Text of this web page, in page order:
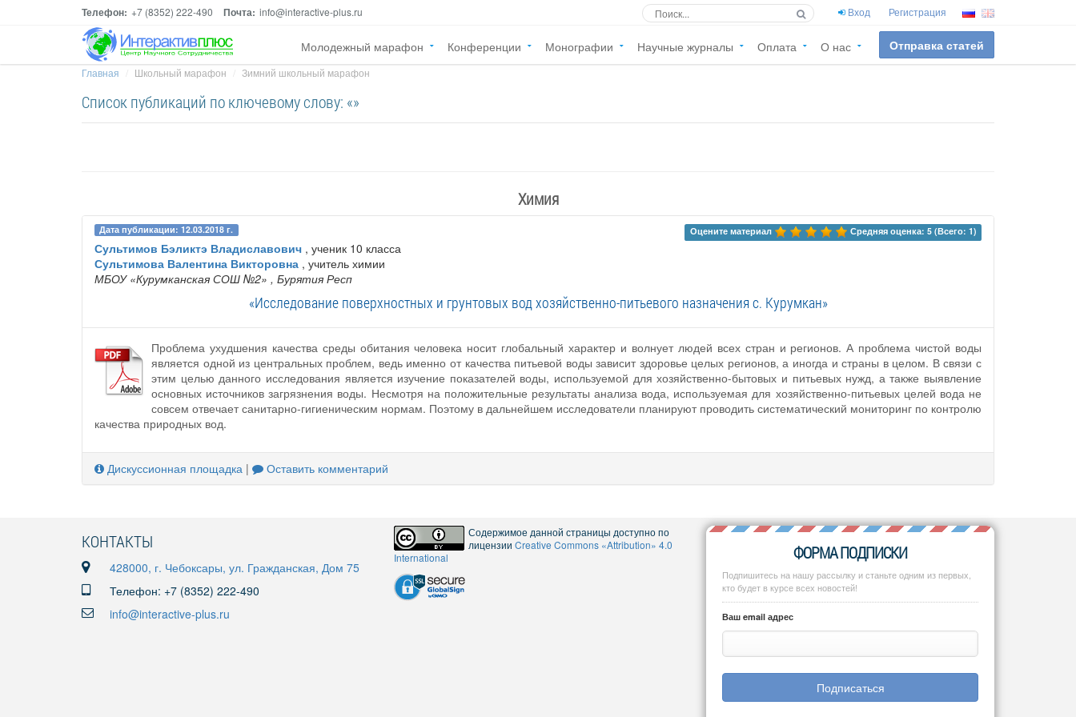
Телефон: +7 (8352) 222-490 Почта: info@interactive-plus.ru Вход Регистрация
Молодежный марафон Конференции Монографии Научные журналы Оплата О нас Отправка статей
Главная Школьный марафон Зимний школьный марафон
Список публикаций по ключевому слову: «»
Химия
Дата публикации: 12.03.2018 г. Оцените материал Средняя оценка: 5 (Всего: 1)
Сультимов Бэликтэ Владиславович , ученик 10 класса
Сультимова Валентина Викторовна , учитель химии
МБОУ «Курумканская СОШ №2» , Бурятия Респ
«Исследование поверхностных и грунтовых вод хозяйственно-питьевого назначения с. Курумкан»
Проблема ухудшения качества среды обитания человека носит глобальный характер и волнует людей всех стран и регионов. А проблема чистой воды
является одной из центральных проблем, ведь именно от качества питьевой воды зависит здоровье целых регионов, а иногда и страны в целом. В связи с
этим целью данного исследования является изучение показателей воды, используемой для хозяйственно-бытовых и питьевых нужд, а также выявление
основных источников загрязнения воды. Несмотря на положительные результаты анализа вода, используемая для хозяйственно-питьевых целей вода не
совсем отвечает санитарно-гигиеническим нормам. Поэтому в дальнейшем исследователи планируют проводить систематический мониторинг по контролю
качества природных вод.
Дискуссионная площадка | Оставить комментарий
КОНТАКТЫ
428000, г. Чебоксары, ул. Гражданская, Дом 75
Телефон: +7 (8352) 222-490
info@interactive-plus.ru
Содержимое данной страницы доступно по
лицензии Creative Commons «Attribution» 4.0
International
ФОРМА ПОДПИСКИ
Подпишитесь на нашу рассылку и станьте одним из первых,
кто будет в курсе всех новостей!
Ваш email адрес
Подписаться